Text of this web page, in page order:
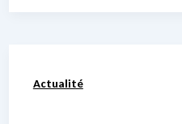
Actualité